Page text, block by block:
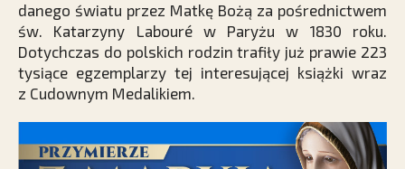
danego światu przez Matkę Bożą za pośrednictwem
św. Katarzyny Labouré w Paryżu w 1830 roku.
Dotychczas do polskich rodzin trafiły już prawie 223
tysiące egzemplarzy tej interesującej książki wraz
z Cudownym Medalikiem.